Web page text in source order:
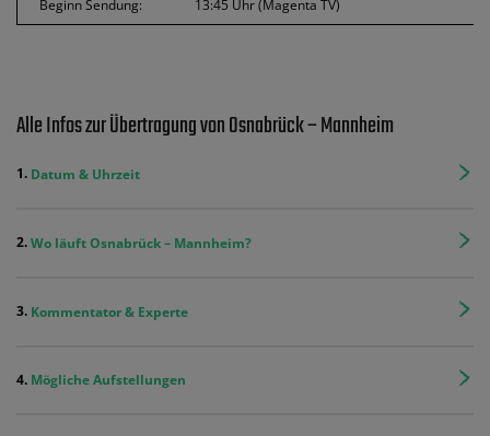
Beginn Sendung: 13:45 Uhr (Magenta TV)
Alle Infos zur Übertragung von Osnabrück – Mannheim
Datum & Uhrzeit
Wo läuft Osnabrück – Mannheim?
Kommentator & Experte
Mögliche Aufstellungen